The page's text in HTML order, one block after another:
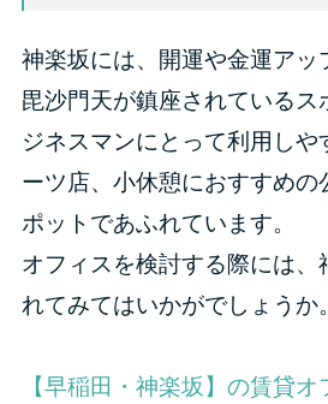
神楽坂には、開運や金運アッ
毘沙門天が鎮座されているス
ジネスマンにとって利用しや
ーツ店、小休憩におすすめの
ポットであふれています。
オフィスを検討する際には、
れてみてはいかがでしょうか。
【早稲田・神楽坂】の賃貸